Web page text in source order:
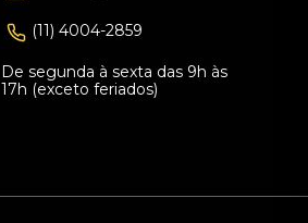
(11) 4004-2859
De segunda à sexta das 9h às
17h (exceto feriados)